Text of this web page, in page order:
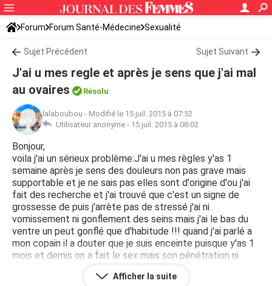
Forum Forum Santé-Médecine Sexualité
Sujet Précédent Sujet Suivant
J'ai u mes regle et après je sens que j'ai mal
au ovaires
Résolu
lalaboubou - Modifié le 15 juil. 2015 à 07:52
Utilisateur anonyme - 15 juil. 2015 à 08:02
Bonjour,
voila j'ai un sérieux problème:J'ai u mes règles y'as 1
semaine après je sens des douleurs non pas grave mais
supportable et je ne sais pas elles sont d'origine d'ou j'ai
fait des recherche et j'ai trouvé que c'est un signe de
grossesse de puis j'arrète pas de stressé j'ai ni
vomissement ni gonflement des seins mais j'ai le bas du
ventre un peut gonflé que d'habitude !!! quand j'ai parlé a
mon copain il a douter que je suis enceinte puisque y'as 1
mois et demis on a fait le sex mais son pénétration ni
éjaculation juste son sex qui a toucher le miens bref mais
j'ai u quand mème mes règles comme dab avec douleurs
Afficher la suite